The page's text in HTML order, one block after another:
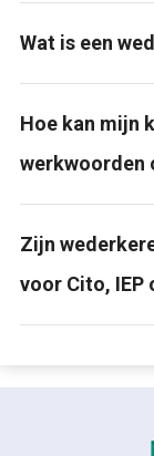
Wat is een
Hoe kan mijn
werkwoorden
Zijn
voor Cito, IEP